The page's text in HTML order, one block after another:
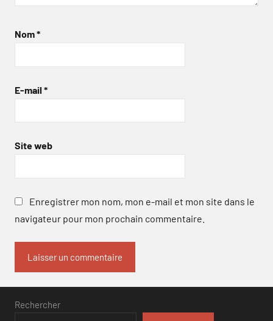
Nom*
E-mail *
Site web
Enregistrer mon nom, mon e-mail et mon site dans le
navigateur pour mon prochain commentaire.
Rechercher